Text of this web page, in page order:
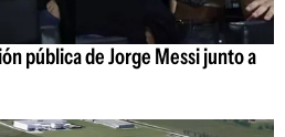
pública de Jorge Messi junto a